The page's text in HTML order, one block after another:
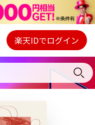
Webプレイヤー
ご契約内容の確認・変更
楽天IDでログイン